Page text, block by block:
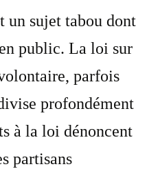
un sujet tabou dont
public. La loi sur
parfois
profondément
à la loi dénoncent
partisans